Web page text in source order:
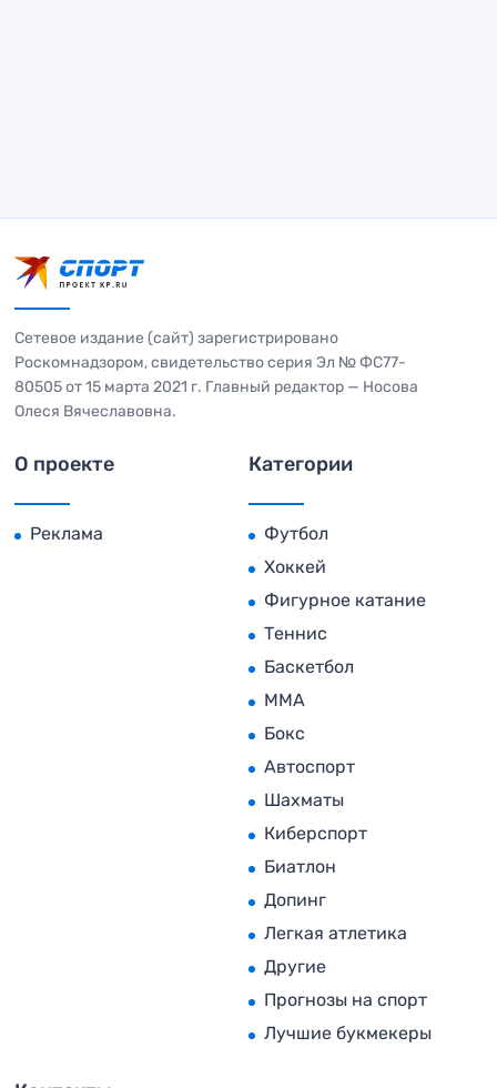
Сетевое издание (сайт) зарегистрировано
Роскомнадзором, свидетельство серия Эл № ФС77-
80505 от 15 марта 2021 г. Главный редактор — Носова
Олеся Вячеславовна.
О проекте
Реклама
Категории
Футбол
Хоккей
Фигурное катание
Теннис
Баскетбол
MMA
Бокс
Автоспорт
Шахматы
Киберспорт
Биатлон
Допинг
Легкая атлетика
Другие
Прогнозы на спорт
Лучшие букмекеры